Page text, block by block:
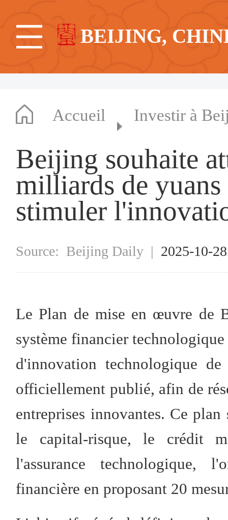
BEIJING,
Accueil Investir à
Beijing souhaite
milliards de
stimuler
Source: Beijing Daily | 2025-10-
Le Plan de mise en œuvre de
système financier
d'innovation technologique
officiellement publié, afin de
entreprises innovantes. Ce
le capital-risque, le crédit
l'assurance technologique,
financière en proposant 20